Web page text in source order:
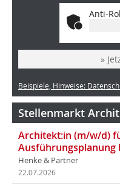
Anti-
»
Beispiele, Hinweise:
Stellenmarkt
Architekt:in (m/w/d)
Ausführungsplanung
Henke & Partner
22.07.2026